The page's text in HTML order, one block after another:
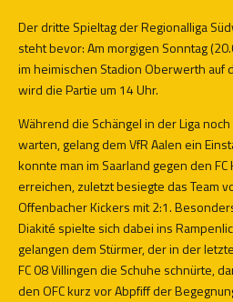
Der dritte Spieltag der Regionalliga
steht bevor: Am morgigen Sonntag
im heimischen Stadion Oberwerth auf
wird die Partie um 14 Uhr.
Während die Schängel in der Liga
warten, gelang dem VfR Aalen ein
konnte man im Saarland gegen den
erreichen, zuletzt besiegte das Team
Offenbacher Kickers mit 2:1.
Diakité spielte sich dabei ins
gelangen dem Stürmer, der in der
FC 08 Villingen die Schuhe schnürte,
den OFC kurz vor Abpfiff der